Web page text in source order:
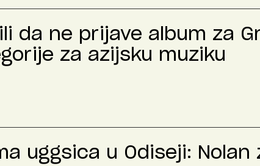
da ne prijave album za
za azijsku muziku
uggsica u Odiseji: